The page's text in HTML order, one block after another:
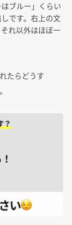
ブルー」くらい
です。右上の文
れ以外はほぼ一
たらどうす